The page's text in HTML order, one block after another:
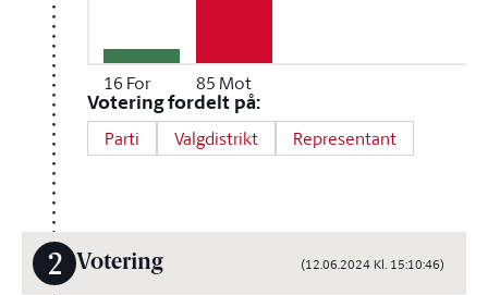
16 For 85 Mot
Votering fordelt på:
Parti Valgdistrikt Representant
2 Votering (12.06.2024 Kl. 15:10:46)